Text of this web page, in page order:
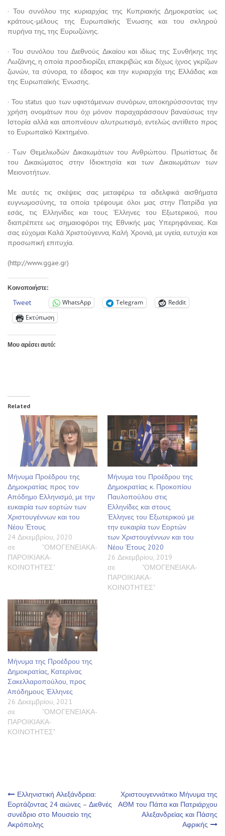
· Του συνόλου της κυριαρχίας της Κυπριακής Δημοκρατίας ως
κράτους-μέλους της Ευρωπαϊκής Ένωσης και του σκληρού
πυρήνα της, της Ευρωζώνης.
· Του συνόλου του Διεθνούς Δικαίου και ιδίως της Συνθήκης της
Λωζάνης, η οποία προσδιορίζει, επακριβώς και δίχως ίχνος γκρίζων
ζωνών, τα σύνορα, το έδαφος και την κυριαρχία της Ελλάδας και
της Ευρωπαϊκής Ένωσης.
· Του status quo των υφιστάμενων συνόρων, αποκηρύσσοντας την
χρήση ονομάτων που όχι μόνον παραχαράσσουν βαναύσως την
Ιστορία αλλά και αποπνέουν αλυτρωτισμό, εντελώς αντίθετο προς
το Ευρωπαϊκό Κεκτημένο.
· Των Θεμελιωδών Δικαιωμάτων του Ανθρώπου. Πρωτίστως δε
του Δικαιώματος στην Ιδιοκτησία και των Δικαιωμάτων των
Μειονοτήτων.
Με αυτές τις σκέψεις σας μεταφέρω τα αδελφικά αισθήματα
ευγνωμοσύνης, τα οποία τρέφουμε όλοι μας στην Πατρίδα για
εσάς, τις Ελληνίδες και τους Έλληνες του Εξωτερικού, που
διαπρέπετε ως σημαιοφόροι της Εθνικής μας Υπερηφάνειας. Και
σας εύχομαι Καλά Χριστούγεννα, Καλή Χρονιά, με υγεία, ευτυχία και
προσωπική επιτυχία.
(http://www.ggae.gr)
Κοινοποιήστε:
Tweet WhatsApp Telegram
Reddit
Εκτύπωση
Μου αρέσει αυτό:
Related
Μήνυμα Προέδρου της
Δημοκρατίας προς τον
Απόδημο Ελληνισμό, με την
ευκαιρία των εορτών των
Χριστουγέννων και του
Νέου Έτους
24 Δεκεμβρίου, 2020
σε "ΟΜΟΓΕΝΕΙΑΚΑ-
ΠΑΡΟΙΚΙΑΚΑ-
ΚΟΙΝΟΤΗΤΕΣ"
Μήνυμα του Προέδρου της
Δημοκρατίας κ. Προκοπίου
Παυλοπούλου στις
Ελληνίδες και στους
Έλληνες του Εξωτερικού με
την ευκαιρία των Εορτών
των Χριστουγέννων και του
Νέου Έτους 2020
26 Δεκεμβρίου, 2019
σε "ΟΜΟΓΕΝΕΙΑΚΑ-
ΠΑΡΟΙΚΙΑΚΑ-
ΚΟΙΝΟΤΗΤΕΣ"
Μήνυμα της Προέδρου της
Δημοκρατίας, Κατερίνας
Σακελλαροπούλου, προς
Aπόδημους Έλληνες
26 Δεκεμβρίου, 2021
σε "ΟΜΟΓΕΝΕΙΑΚΑ-
ΠΑΡΟΙΚΙΑΚΑ-
ΚΟΙΝΟΤΗΤΕΣ"
Πλοήγηση
άρθρων
Ελληνιστική Αλεξάνδρεια:
Εορτάζοντας 24 αιώνες – Διεθνές
συνέδριο στο Μουσείο της
Ακρόπολης
Χριστουγεννιάτικο Μήνυμα της
ΑΘΜ του Πάπα και Πατριάρχου
Αλεξανδρείας και Πάσης
Αφρικής